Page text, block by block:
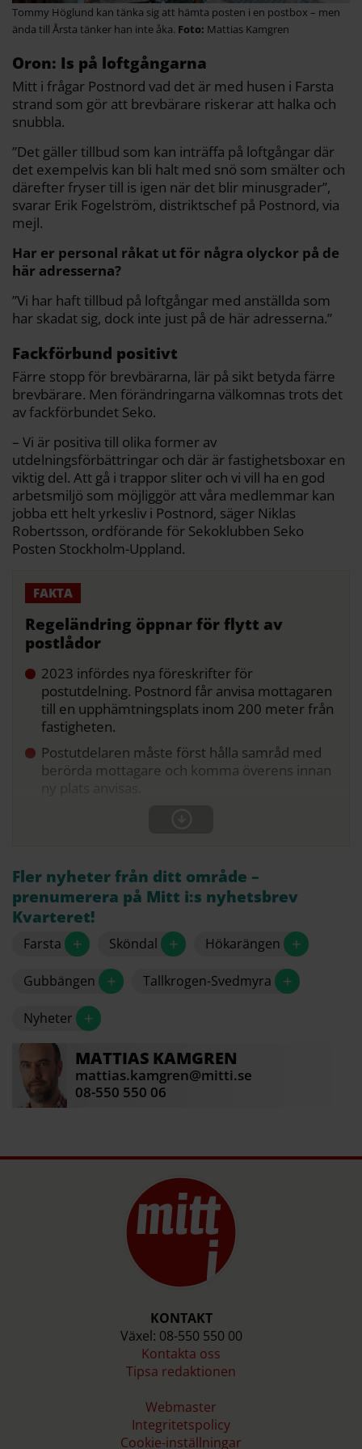
Tommy Höglund kan tänka sig att hämta posten i en postbox – men
ända till Årsta tänker han inte åka.
Mattias Kamgren
Oron: Is på loftgångarna
Mitt i frågar Postnord vad det är med husen i Farsta
strand som gör att brevbärare riskerar att halka och
snubbla.
”Det gäller tillbud som kan inträffa på loftgångar där
det exempelvis kan bli halt med snö som smälter och
därefter fryser till is igen när det blir minusgrader”,
svarar Erik Fogelström, distriktschef på Postnord, via
mejl.
Har er personal råkat ut för några olyckor på de
här adresserna?
”Vi har haft tillbud på loftgångar med anställda som
har skadat sig, dock inte just på de här adresserna.”
Fackförbund positivt
Färre stopp för brevbärarna, lär på sikt betyda färre
brevbärare. Men förändringarna välkomnas trots det
av fackförbundet Seko.
– Vi är positiva till olika former av
utdelningsförbättringar och där är fastighetsboxar en
viktig del. Att gå i trappor sliter och vi vill ha en god
arbetsmiljö som möjliggör att våra medlemmar kan
jobba ett helt yrkesliv i Postnord, säger Niklas
Robertsson, ordförande för Sekoklubben Seko
Posten Stockholm-Uppland.
Regeländring öppnar för flytt av
postlådor
2023 infördes nya föreskrifter för
postutdelning. Postnord får anvisa mottagaren
till en upphämtningsplats inom 200 meter från
fastigheten.
Postutdelaren måste först hålla samråd med
berörda mottagare och komma överens innan
Fler nyheter från ditt område –
prenumerera på Mitt i:s nyhetsbrev
Kvarteret!
Farsta + Sköndal + Hökarängen +
Gubbängen + Tallkrogen-Svedmyra +
Nyheter +
MATTIAS KAMGREN
mattias.kamgren@mitti.se
08-550 550 06
KONTAKT
Växel: 08-550 550 00
Kontakta oss
Tipsa redaktionen
Webmaster
Integritetspolicy
Cookie-inställningar